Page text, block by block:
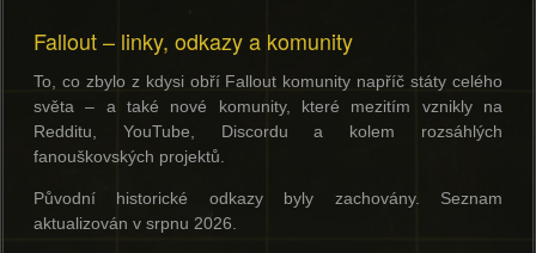
Fallout – linky, odkazy a komunity
To, co zbylo z kdysi obří Fallout komunity napříč státy celého
světa – a také nové komunity, které mezitím vznikly na
Redditu, YouTube, Discordu a kolem rozsáhlých
fanouškovských projektů.
Původní historické odkazy byly zachovány. Seznam
aktualizován v srpnu 2026.